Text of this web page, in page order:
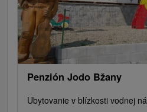
Penzión Jodo Bžany
Ubytovanie v blízkosti vodnej